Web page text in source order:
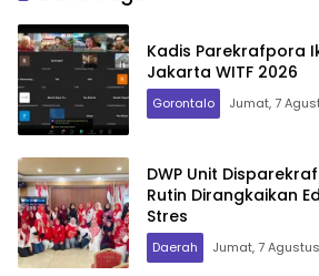
Kadis Parekrafpora
Jakarta WITF 2026
Gorontalo Jumat, 7
DWP Unit
Rutin Dirangkaikan
Stres
Daerah Jumat, 7